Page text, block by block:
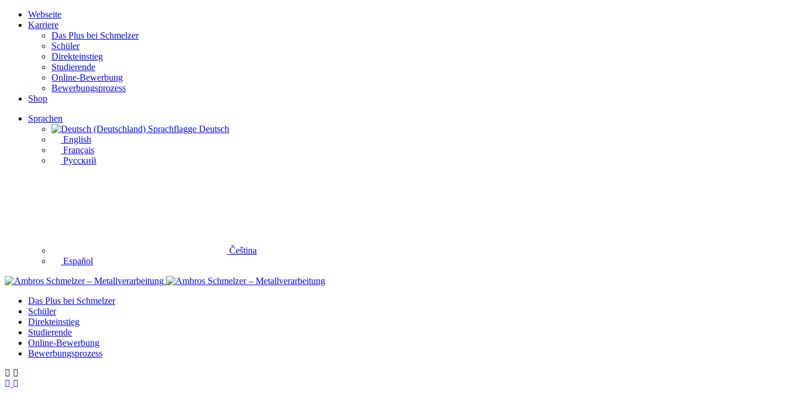
Webseite
Karriere
Das Plus bei Schmelzer
Schüler
Direkteinstieg
Studierende
Online-Bewerbung
Bewerbungsprozess
Shop
Sprachen
Deutsch
English
Français
Русский
Čeština
Español
Das Plus bei Schmelzer
Schüler
Direkteinstieg
Studierende
Online-Bewerbung
Bewerbungsprozess